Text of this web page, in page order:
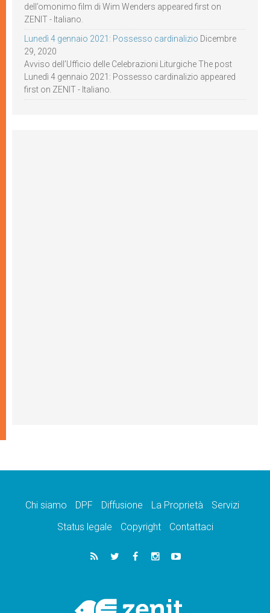
dell’omonimo film di Wim Wenders appeared first on
ZENIT - Italiano.
Lunedì 4 gennaio 2021: Possesso cardinalizio Dicembre
29, 2020
Avviso dell’Ufficio delle Celebrazioni Liturgiche The post
Lunedì 4 gennaio 2021: Possesso cardinalizio appeared
first on ZENIT - Italiano.
Chi siamo DPF Diffusione La Proprietà
Servizi
Status legale
Copyright Contattaci